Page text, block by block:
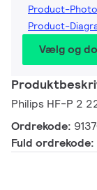
Product-
Product-
Vælg og
Philips HF-P 2
Ordrekode:
Fuld ordrekode: